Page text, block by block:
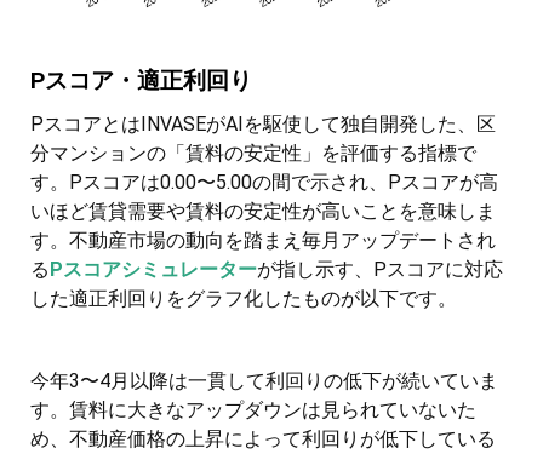
Pスコア・適正利回り
PスコアとはINVASEがAIを駆使して独自開発した、区
分マンションの「賃料の安定性」を評価する指標で
す。Pスコアは0.00〜5.00の間で示され、Pスコアが高
いほど賃貸需要や賃料の安定性が高いことを意味しま
す。不動産市場の動向を踏まえ毎月アップデートされ
るPスコアシミュレーターが指し示す、Pスコアに対応
した適正利回りをグラフ化したものが以下です。
今年3〜4月以降は一貫して利回りの低下が続いていま
す。賃料に大きなアップダウンは見られていないた
め、不動産価格の上昇によって利回りが低下している